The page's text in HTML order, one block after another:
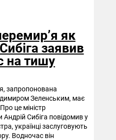
як
заявив
на тишу
запропонована
Зеленським, має
це міністр
Сибіга повідомив у
українці заслуговують
Водночас він